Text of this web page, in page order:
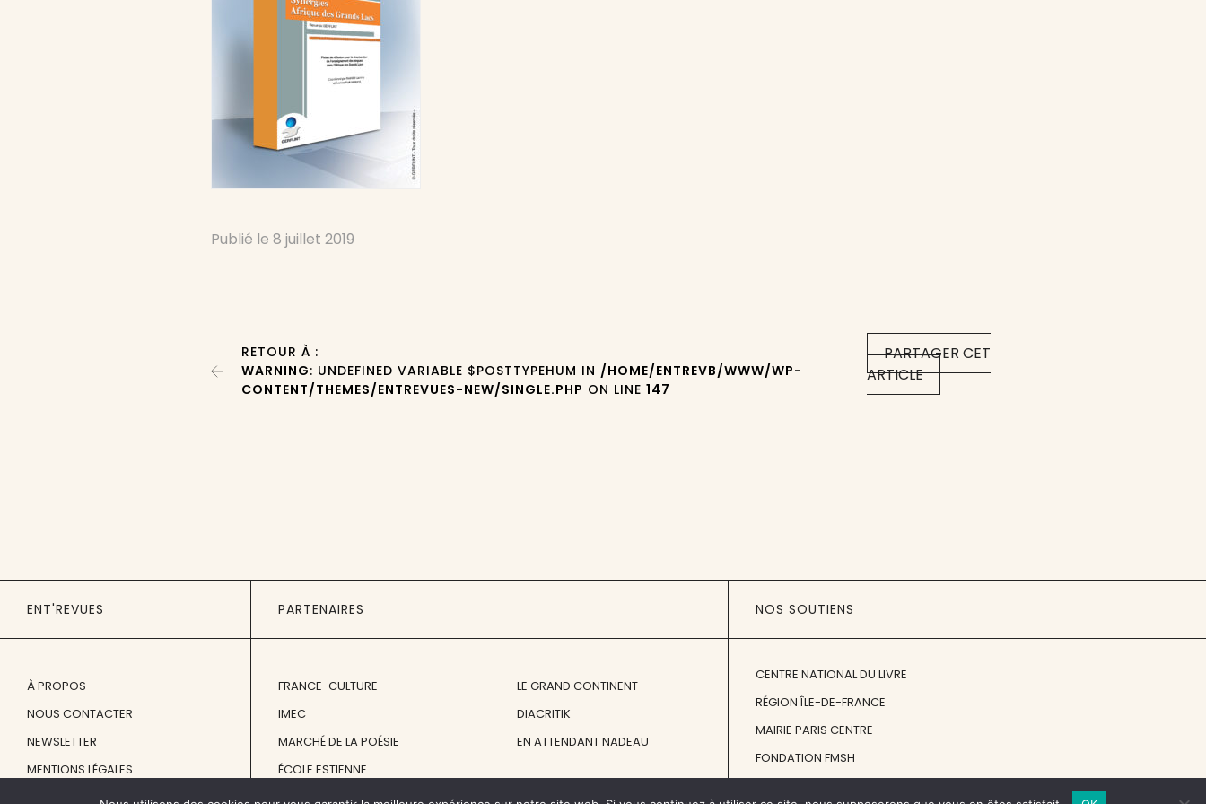
Publié le8 juillet 2019
PARTAGER CET
ARTICLE
RETOUR À :
WARNING: UNDEFINED VARIABLE $POSTTYPEHUM IN /HOME/ENTREVB/WWW/WP-
CONTENT/THEMES/ENTREVUES-NEW/SINGLE.PHP ON LINE147
ENT'REVUES
À PROPOS
NOUS CONTACTER
NEWSLETTER
MENTIONS LÉGALES
PARTENAIRES
FRANCE-CULTURE
IMEC
MARCHÉ DE LA POÉSIE
ÉCOLE ESTIENNE
LE GRAND CONTINENT
DIACRITIK
EN ATTENDANT NADEAU
NOS SOUTIENS
CENTRE NATIONAL DU LIVRE
RÉGION ÎLE-DE-FRANCE
MAIRIE PARIS CENTRE
FONDATION FMSH